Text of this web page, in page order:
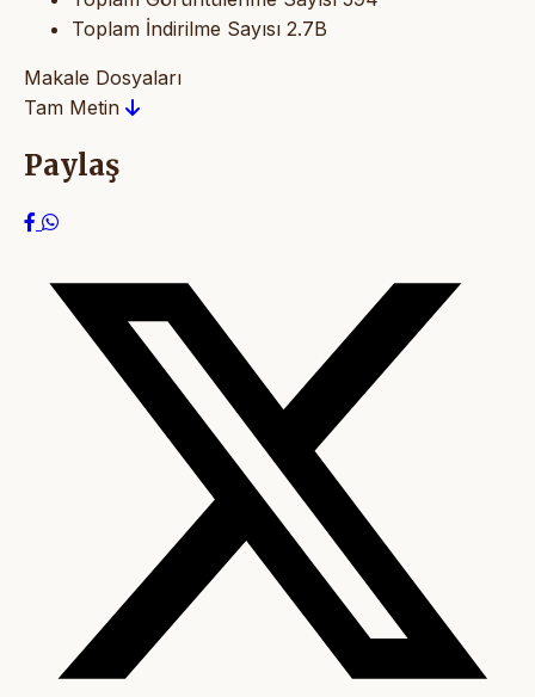
Toplam İndirilme Sayısı 2.7B
Makale Dosyaları
Tam Metin
Paylaş